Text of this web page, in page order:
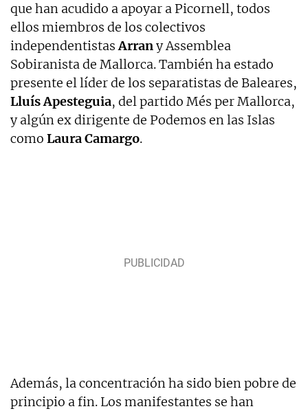
que han acudido a apoyar a Picornell, todos
ellos miembros de los colectivos
independentistasArrany Assemblea
Sobiranista de Mallorca. También ha estado
presente el líder de los separatistas de Baleares,
Lluís Apesteguia, del partido Més per Mallorca,
y algún ex dirigente de Podemos en las Islas
como Laura Camargo.
Además, la concentración ha sido bien pobre de
principio a fin. Los manifestantes se han